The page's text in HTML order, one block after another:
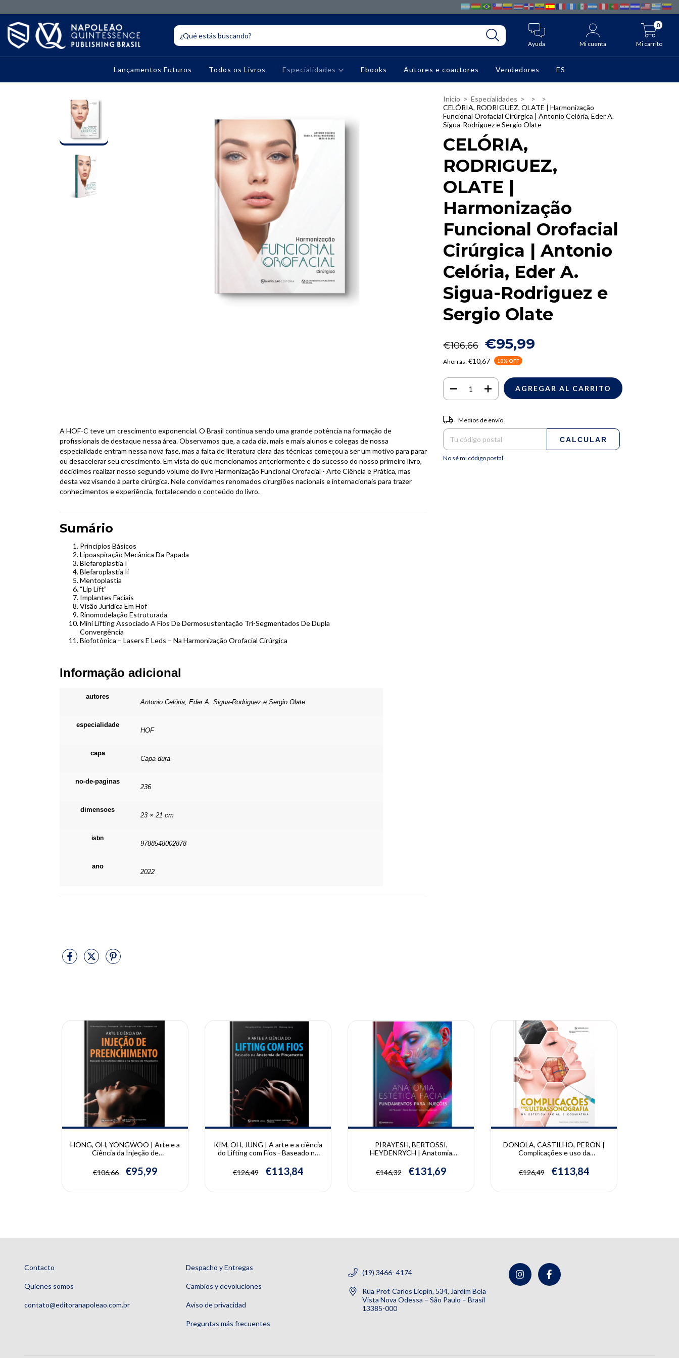
Ayuda Mi cuenta Mi carrito
0
Lançamentos Futuros Todos os Livros Especialidades Ebooks Autores e coautores Vendedores ES
A HOF-C teve um crescimento exponencial. O Brasil continua sendo uma grande potência na formação de
profissionais de destaque nessa área. Observamos que, a cada dia, mais e mais alunos e colegas de nossa
especialidade entram nessa nova fase, mas a falta de literatura clara das técnicas começou a ser um motivo para parar
ou desacelerar seu crescimento. Em vista do que mencionamos anteriormente e do sucesso do nosso primeiro livro,
decidimos realizar nosso segundo volume do livro Harmonização Funcional Orofacial - Arte Ciência e Prática, mas
desta vez visando à parte cirúrgica. Nele convidamos renomados cirurgiões nacionais e internacionais para trazer
conhecimentos e experiência, fortalecendo o conteúdo do livro.
Sumário
Princípios Básicos
Lipoaspiração Mecânica Da Papada
Blefaroplastia I
Blefaroplastia Ii
Mentoplastia
“Lip Lift”
Implantes Faciais
Visão Jurídica Em Hof
Rinomodelação Estruturada
Mini Lifting Associado A Fios De Dermosustentação Tri-Segmentados De Dupla
Convergência
Biofotônica – Lasers E Leds – Na Harmonização Orofacial Cirúrgica
Informação adicional
autores
Antonio Celória, Eder A. Sigua-Rodriguez e Sergio Olate
especialidade
HOF
capa
Capa dura
no-de-paginas
236
dimensoes
23 × 21 cm
isbn
9788548002878
ano
2022
Inicio > Especialidades > >
>
CELÓRIA, RODRIGUEZ, OLATE | Harmonização
Funcional Orofacial Cirúrgica | Antonio Celória, Eder A.
Sigua-Rodriguez e Sergio Olate
CELÓRIA,
RODRIGUEZ,
OLATE |
Harmonização
Funcional Orofacial
Cirúrgica | Antonio
Celória, Eder A.
Sigua-Rodriguez e
Sergio Olate
€106,66 €95,99
Ahorrás: €10,67 10% OFF
Entregas para el CP:
Medios de envío
CALCULAR
No sé mi código postal
HONG, OH, YONGWOO | Arte e a
Ciência da Injeção de
Seungmin Oh, Bongcheol Kim e
Yongwoo Lee
€106,66 €95,99
KIM, OH, JUNG | A arte e a ciência
do Lifting com Fios - Baseado na
Bongcheol Kim, Seungmin Oh,
Wonsug Jung
€126,49 €113,84
PIRAYESH, BERTOSSI,
HEYDENRYCH | Anatomia
Injeções | Ali Pirayesh, Dario
Bertossi, Izolda Heydenrych
€146,32 €131,69
DONOLA, CASTILHO, PERON |
Complicações e uso da
e Cosmiatria | Danilo Peron, Gisele
Donola, Vivian Castilho
€126,49 €113,84
Contacto
Quienes somos
contato@editoranapoleao.com.br
Despacho y Entregas
Cambios y devoluciones
Aviso de privacidad
Preguntas más frecuentes
(19) 3466- 4174
Rua Prof. Carlos Liepin, 534, Jardim Bela
Vista Nova Odessa – São Paulo – Brasil
13385-000